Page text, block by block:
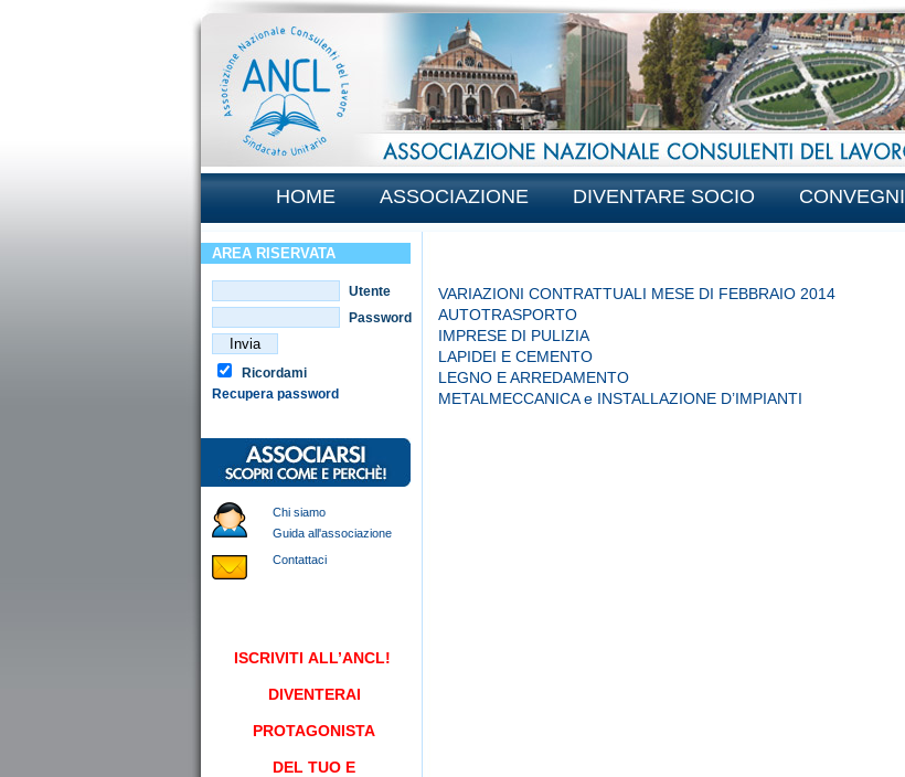
HOME ASSOCIAZIONE DIVENTARE SOCIO CONVEGNI
AREA RISERVATA
Utente
Password
Ricordami
Recupera password
Chi siamo
Guida all'associazione
Contattaci
ISCRIVITI ALL’ANCL!
DIVENTERAI
PROTAGONISTA
DEL TUO E
VARIAZIONI CONTRATTUALI MESE DI FEBBRAIO 2014
AUTOTRASPORTO
IMPRESE DI PULIZIA
LAPIDEI E CEMENTO
LEGNO E ARREDAMENTO
METALMECCANICA e INSTALLAZIONE D’IMPIANTI